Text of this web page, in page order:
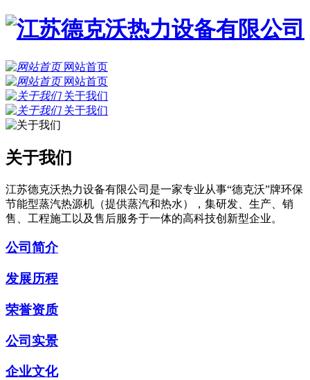
网站首页
网站首页
关于我们
关于我们
关于我们
江苏德克沃热力设备有限公司是一家专业从事“德克沃”牌环保
节能型蒸汽热源机（提供蒸汽和热水），集研发、生产、销
售、工程施工以及售后服务于一体的高科技创新型企业。
公司简介
发展历程
荣誉资质
公司实景
企业文化